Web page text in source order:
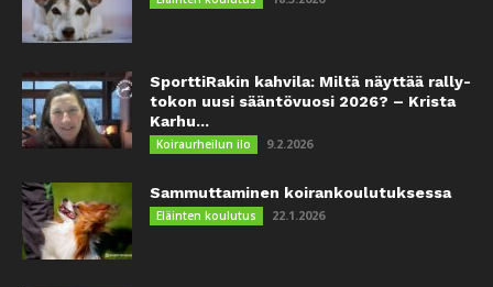
SporttiRakin kahvila: Miltä näyttää rally-
tokon uusi sääntövuosi 2026? – Krista
Karhu...
Koiraurheilun ilo 9.2.2026
Sammuttaminen koirankoulutuksessa
Eläinten koulutus 22.1.2026